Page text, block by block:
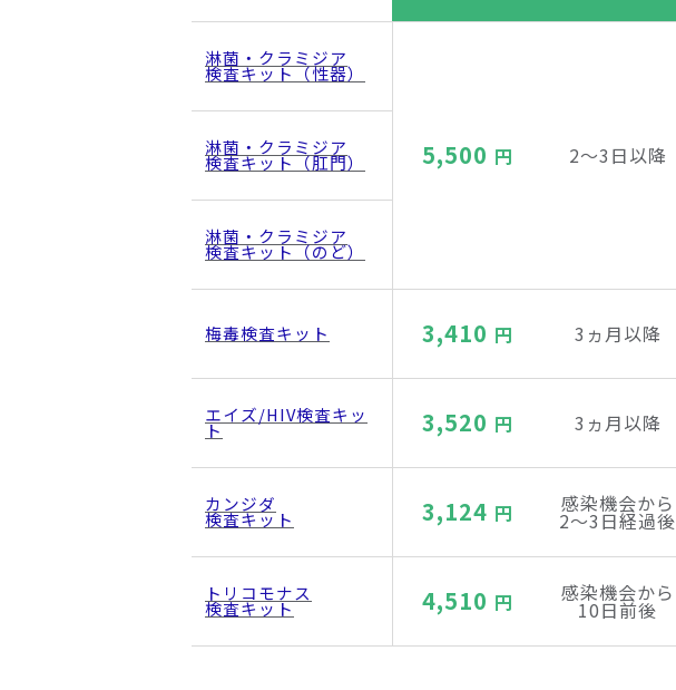
淋菌・クラミジア
検査キット（性器）
5,500 円 2〜3日以降
淋菌・クラミジア
検査キット（肛門）
淋菌・クラミジア
検査キット（のど）
梅毒検査キット 3,410 円 3ヵ月以降
エイズ/HIV検査キッ
ト 3,520 円 3ヵ月以降
カンジダ
検査キット 3,124 円 感染機会から
2～3日経過後
トリコモナス
検査キット 4,510 円 感染機会から
10日前後